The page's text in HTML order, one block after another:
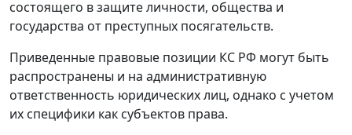
состоящего в защите личности, общества и
государства от преступных посягательств.
Приведенные правовые позиции КС РФ могут быть
распространены и на административную
ответственность юридических лиц, однако с учетом
их специфики как субъектов права.